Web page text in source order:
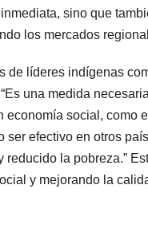
inmediata, sino que
los mercados
de líderes indígenas
una medida
economía social, como
ser efectivo en otros
reducido la pobreza.”
y mejorando la